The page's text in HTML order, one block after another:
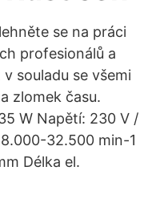
se na práci
profesionálů a
souladu se všemi
zlomek času.
W Napětí: 230 V /
32.500 min-1
Délka el.